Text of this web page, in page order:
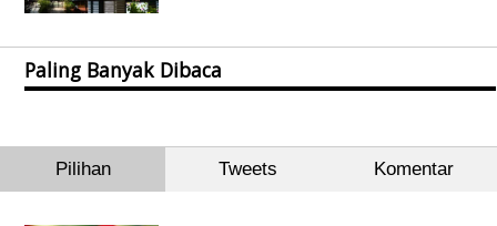
Paling Banyak Dibaca
Pilihan Tweets Komentar